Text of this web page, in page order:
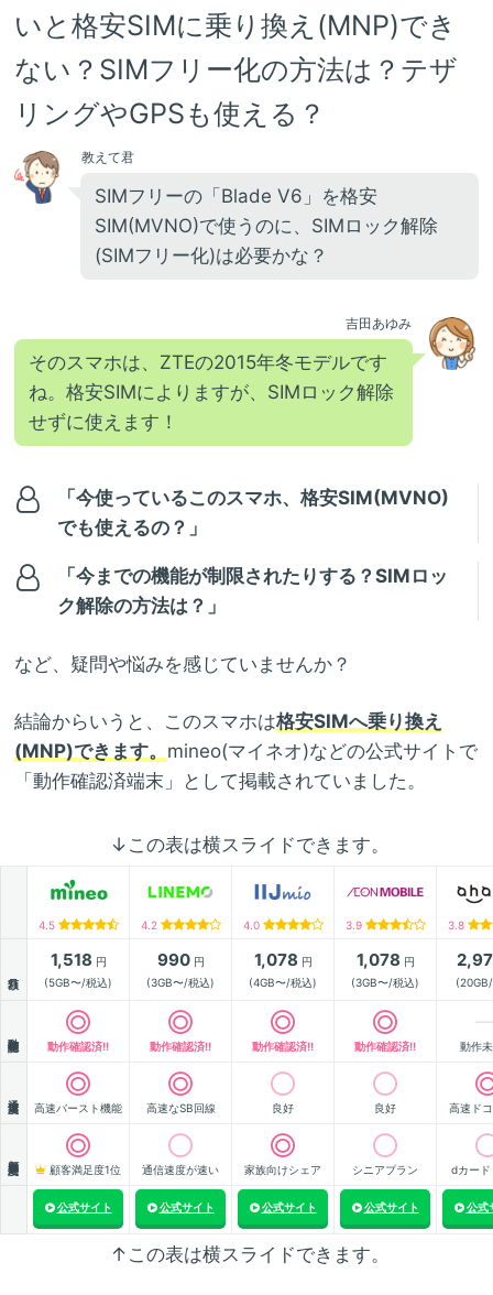
いと格安SIMに乗り換え(MNP)でき
ない？SIMフリー化の方法は？テザ
リングやGPSも使える？
教えて君
SIMフリーの「Blade V6」を格安
SIM(MVNO)で使うのに、SIMロック解除
(SIMフリー化)は必要かな？
吉田あゆみ
そのスマホは、ZTEの2015年冬モデルです
ね。格安SIMによりますが、SIMロック解除
せずに使えます！
「今使っているこのスマホ、格安SIM(MVNO)
でも使えるの？」
「今までの機能が制限されたりする？SIMロッ
ク解除の方法は？」
など、疑問や悩みを感じていませんか？
結論からいうと、このスマホは格安SIMへ乗り換え
(MNP)できます。 mineo(マイネオ)などの公式サイトで
「動作確認済端末」として掲載されていました。
↓この表は横スライドできます。
4.5 4.2 4.0 3.9 3.8
1,518 円
(5GB〜/税込)
990円
(3GB〜/税込)
1,078 円
(4GB〜/税込)
1,078 円
(3GB〜/税込)
動作確認済!! 動作確認済!! 動作確認済!! 動作確認済!! 動作
高速バースト機能 高速なSB回線 良好 良好 高速ド
顧客満足度1位 通信速度が速い 家族向けシェア シニアプラン dカード
公式サイト 公式サイト 公式サイト 公式サイト 公式
↑この表は横スライドできます。